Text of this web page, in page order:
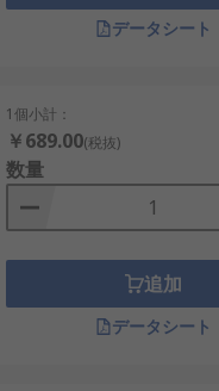
データシート
1個小計：
￥689.00(税抜)
数量
追加
データシート